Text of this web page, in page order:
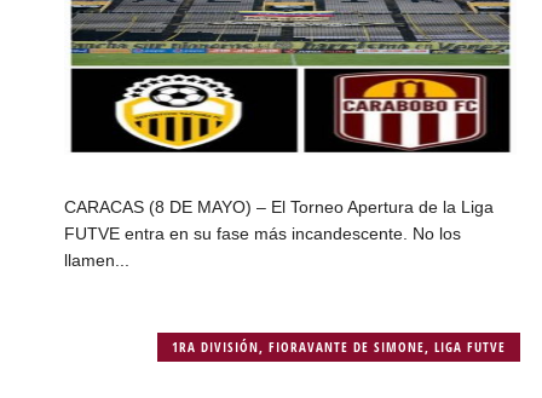
CARACAS (8 DE MAYO) – El Torneo Apertura de la Liga
FUTVE entra en su fase más incandescente. No los
llamen...
1RA DIVISIÓN ,FIORAVANTE DE SIMONE ,LIGA FUTVE